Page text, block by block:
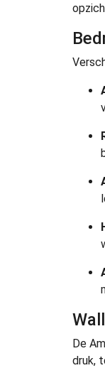
De
druk,